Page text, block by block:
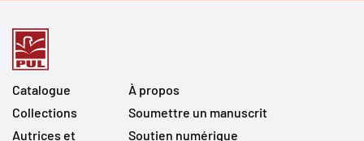
Catalogue
Collections
Autrices et
À propos
Soumettre un manuscrit
Soutien numérique